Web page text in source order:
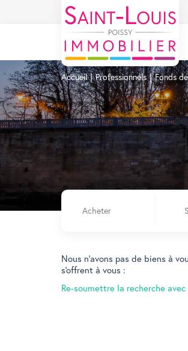
Accueil Professionnels Fonds
Acheter
Nous n'avons pas de biens à
s'offrent à vous :
Re-soumettre la recherche